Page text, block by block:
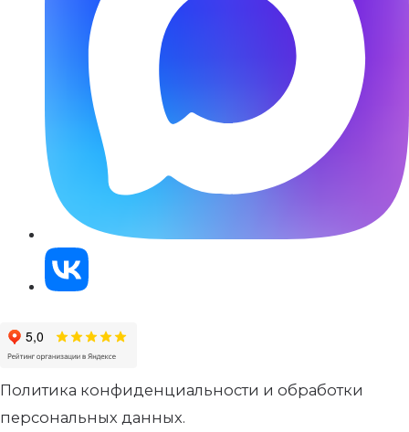
Политика конфиденциальности и обработки
персональных данных.